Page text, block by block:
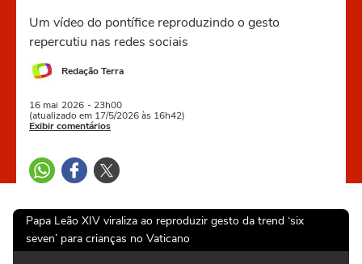
Um vídeo do pontífice reproduzindo o gesto
repercutiu nas redes sociais
Redação Terra
16 mai 2026 - 23h00
(atualizado em 17/5/2026 às 16h42)
Exibir comentários
Papa Leão XIV viraliza ao reproduzir gesto da trend ‘six
seven’ para crianças no Vaticano